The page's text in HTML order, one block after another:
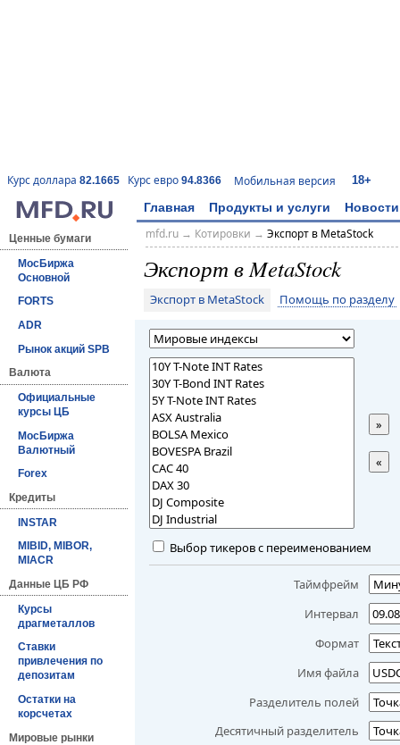
Курс доллара 82.1665 Курс евро 94.8366 Мобильная версия 18+
Главная Продукты и услуги Новости
Ценные бумаги
МосБиржа
Основной
FORTS
ADR
Рынок акций SPB
Валюта
Официальные
курсы ЦБ
МосБиржа
Валютный
Forex
Кредиты
INSTAR
MIBID, MIBOR,
MIACR
Данные ЦБ РФ
Курсы
драгметаллов
Ставки
привлечения по
депозитам
Остатки на
корсчетах
Мировые рынки
mfd.ru→ Котировки → Экспорт в MetaStock
Экспорт в MetaStock
Экспорт в MetaStock Помощь по разделу
»
«
Выбор тикеров с переименованием
Таймфрейм
Интервал
Формат
Имя файла
Разделитель полей
Десятичный разделитель